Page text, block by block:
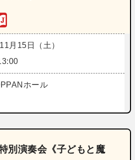
月15日（土）
ホール
別演奏会《子どもと魔